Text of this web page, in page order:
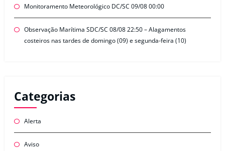
Monitoramento Meteorológico DC/SC 09/08 00:00
Observação Marítima SDC/SC 08/08 22:50 – Alagamentos
costeiros nas tardes de domingo (09) e segunda-feira (10)
Categorias
Alerta
Aviso